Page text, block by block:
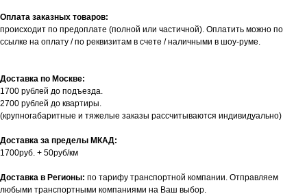
Оплата заказных товаров:
происходит по предоплате (полной или частичной). Оплатить можно по
ссылке на оплату / по реквизитам в счете / наличными в шоу-руме.
Доставка по Москве:
1700 рублей до подъезда.
2700 рублей до квартиры.
(крупногабаритные и тяжелые заказы рассчитываются индивидуально)
Доставка за пределы МКАД:
1700руб. + 50руб/км
Доставка в Регионы: по тарифу транспортной компании. Отправляем
любыми транспортными компаниями на Ваш выбор.